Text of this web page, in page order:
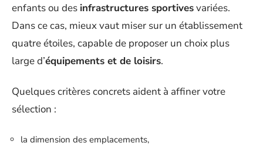
enfants ou des infrastructures sportivesvariées.
Dans ce cas, mieux vaut miser sur un établissement
quatre étoiles, capable de proposer un choix plus
large d’équipements et de loisirs.
Quelques critères concrets aident à affiner votre
sélection :
la dimension des emplacements,